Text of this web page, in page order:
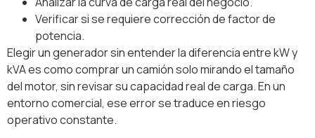
Verificar si se requiere corrección de factor de
potencia.
Elegir un generador sin entender la diferencia entre kW y
kVA es como comprar un camión solo mirando el tamaño
del motor, sin revisar su capacidad real de carga. En un
entorno comercial, ese error se traduce en riesgo
operativo constante.